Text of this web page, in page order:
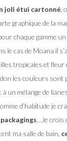
joli étui cartonné,
graphique de la
chaque gamme
le cas de Moana il
tropicales et fleur
les couleurs sont
un mélange de
d’habitude je
…Je crois
ma salle de bain,